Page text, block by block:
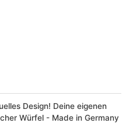
Design! Deine eigenen
Würfel - Made in Germany